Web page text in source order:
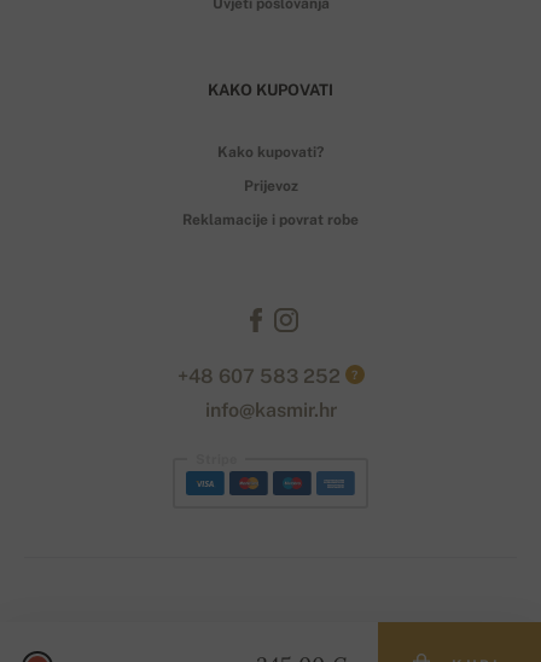
KAKO KUPOVATI
Kako kupovati?
Prijevoz
Reklamacije i povrat robe
+48 607 583 252 ?
info@kasmir.hr